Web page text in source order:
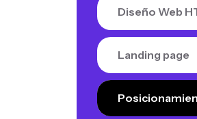
Diseño Web
Landing page